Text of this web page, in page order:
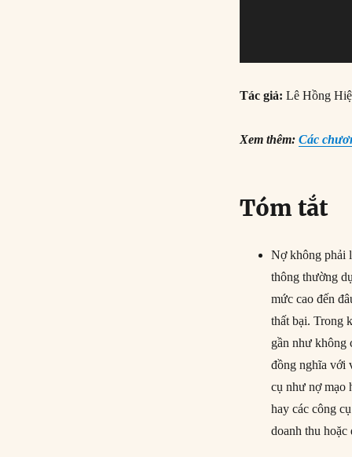
Tác giả: Lê Hồng
Xem thêm:Các
Tóm tắt
Nợ không phải
thông thường
mức cao đến
thất bại. Trong
gần như không
đồng nghĩa với
cụ như nợ mạo
hay các công
doanh thu